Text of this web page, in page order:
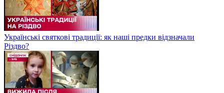
Українські святкові традиції: як наші предки відзначали
Різдво?